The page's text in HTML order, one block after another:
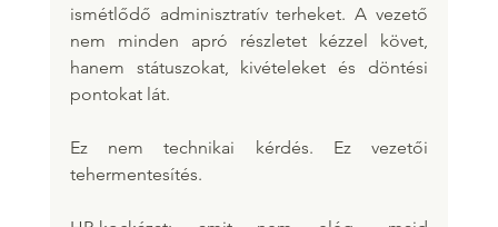
ismétlődő adminisztratív terheket. A vezető
nem minden apró részletet kézzel követ,
hanem státuszokat, kivételeket és döntési
pontokat lát.
Ez nem technikai kérdés. Ez vezetői
tehermentesítés.